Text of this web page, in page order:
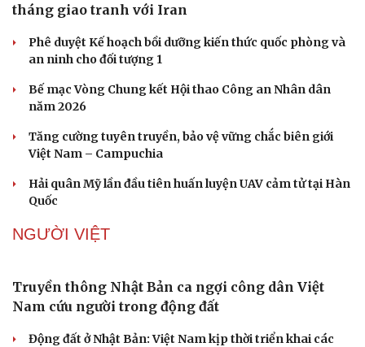
tháng giao tranh với Iran
Phê duyệt Kế hoạch bồi dưỡng kiến thức quốc phòng và
an ninh cho đối tượng 1
Bế mạc Vòng Chung kết Hội thao Công an Nhân dân
năm 2026
Tăng cường tuyên truyền, bảo vệ vững chắc biên giới
Việt Nam – Campuchia
Hải quân Mỹ lần đầu tiên huấn luyện UAV cảm tử tại Hàn
Quốc
NGƯỜI VIỆT
Truyền thông Nhật Bản ca ngợi công dân Việt
Nam cứu người trong động đất
Động đất ở Nhật Bản: Việt Nam kịp thời triển khai các